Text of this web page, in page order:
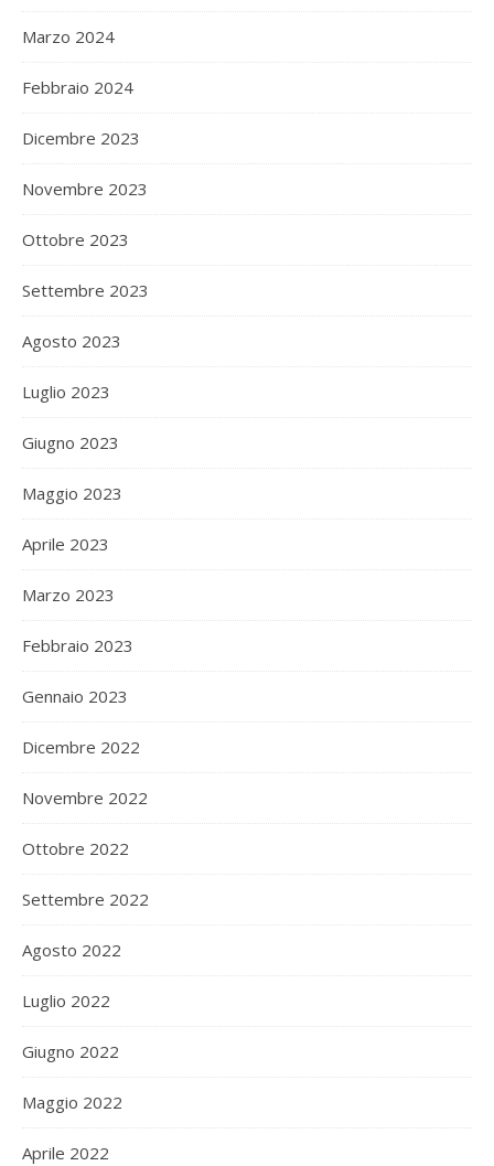
Marzo 2024
Febbraio 2024
Dicembre 2023
Novembre 2023
Ottobre 2023
Settembre 2023
Agosto 2023
Luglio 2023
Giugno 2023
Maggio 2023
Aprile 2023
Marzo 2023
Febbraio 2023
Gennaio 2023
Dicembre 2022
Novembre 2022
Ottobre 2022
Settembre 2022
Agosto 2022
Luglio 2022
Giugno 2022
Maggio 2022
Aprile 2022